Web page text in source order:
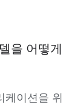
을 어떻게
이션을 위